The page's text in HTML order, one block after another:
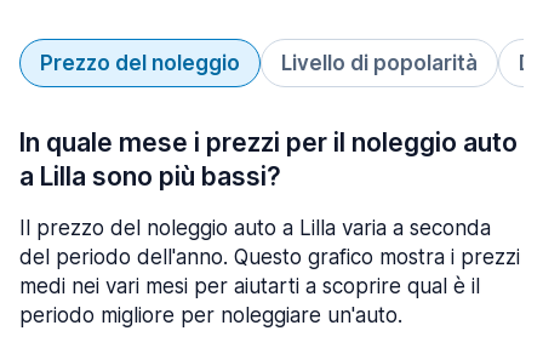
Prezzo del noleggio Livello di popolarità
In quale mese i prezzi per il noleggio auto
a Lilla sono più bassi?
Il prezzo del noleggio auto a Lilla varia a seconda
del periodo dell'anno. Questo grafico mostra i prezzi
medi nei vari mesi per aiutarti a scoprire qual è il
periodo migliore per noleggiare un'auto.